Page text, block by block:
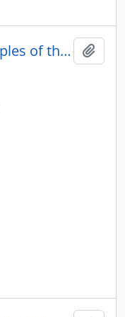
Hierarchy and economy of the Uanano (Kotiria) speaking peoples of the Middle Uaupes basin